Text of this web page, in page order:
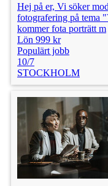
Hej på er, Vi söker
fotografering på tema
kommer fota porträtt m
Lön 999 kr
Populärt jobb
10/7
STOCKHOLM